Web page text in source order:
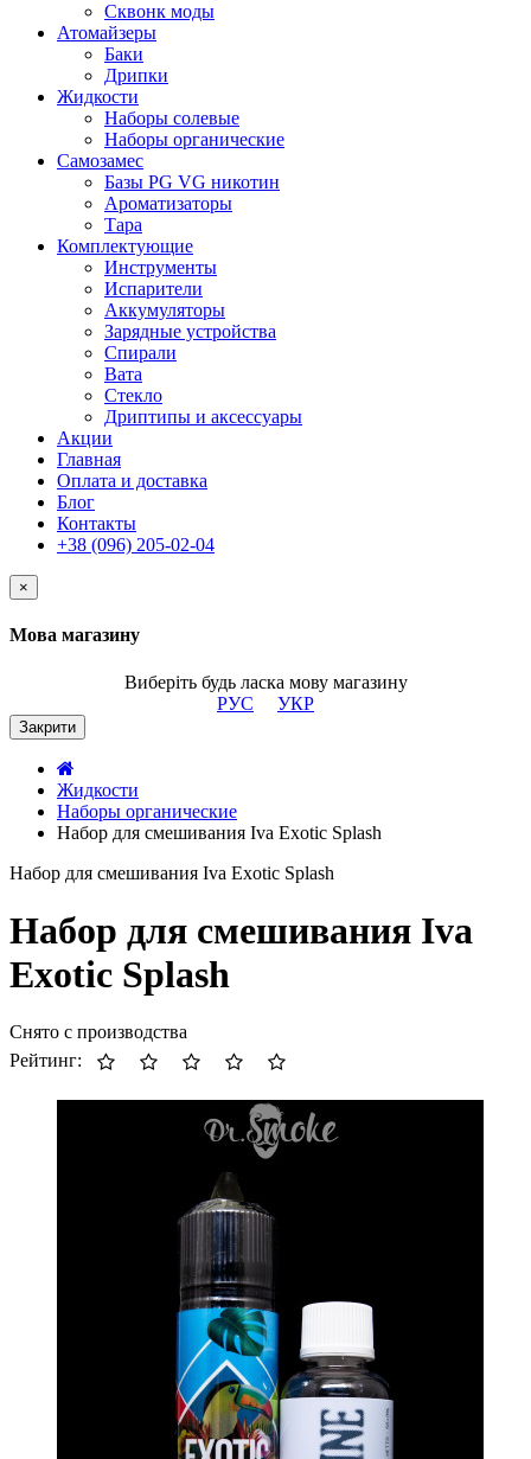
Сквонк моды
Атомайзеры
Баки
Дрипки
Жидкости
Наборы солевые
Наборы органические
Самозамес
Базы PG VG никотин
Ароматизаторы
Тара
Комплектующие
Инструменты
Испарители
Аккумуляторы
Зарядные устройства
Спирали
Вата
Стекло
Дриптипы и аксессуары
Акции
Главная
Оплата и доставка
Блог
Контакты
+38 (096) 205-02-04
×
Мова магазину
Виберіть будь ласка мову магазину
РУС
УКР
Закрити
Жидкости
Наборы органические
Набор для смешивания Iva Exotic Splash
Набор для смешивания Iva Exotic Splash
Набор для смешивания Iva
Exotic Splash
Снято с производства
Рейтинг: